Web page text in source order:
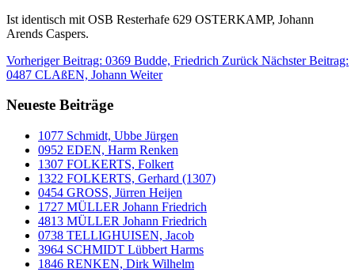
Ist identisch mit OSB Resterhafe 629 OSTERKAMP, Johann
Arends Caspers.
Vorheriger Beitrag: 0369 Budde, Friedrich Zurück Nächster Beitrag:
0487 CLAßEN, Johann Weiter
Neueste Beiträge
1077 Schmidt, Ubbe Jürgen
0952 EDEN, Harm Renken
1307 FOLKERTS, Folkert
1322 FOLKERTS, Gerhard (1307)
0454 GROSS, Jürren Heijen
1727 MÜLLER Johann Friedrich
4813 MÜLLER Johann Friedrich
0738 TELLIGHUISEN, Jacob
3964 SCHMIDT Lübbert Harms
1846 RENKEN, Dirk Wilhelm